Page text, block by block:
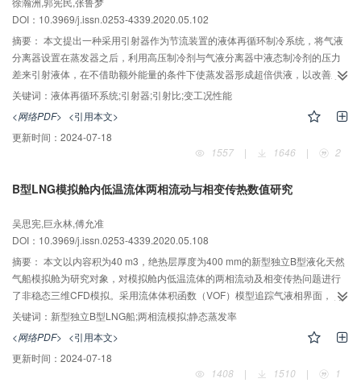
DOI：10.3969/j.issn.0253-4339.2020.05.102
摘要： 本文提出一种采用引射器作为节流装置的液体再循环制冷系统，将气液
分离器设置在蒸发器之后，利用高压制冷剂与气液分离器中液态制冷剂的压力
差来引射液体，在不借助额外能量的条件下使蒸发器形成超倍供液，以改善系
统性能。搭建了系统实验系统，对该系统的引射比及系统性能的变化规律进行
变工况实验研究，并与两相流引射方式进行对比。结果表明，在蒸发温度为﹣
13~﹣6℃或冷凝温度为36~42 ℃工况下，采用引射器液体再循环方式的制冷量
比两相流引射方式的制冷量提高了24.6%~45.9%，系统COP最大可提高14%；
而当蒸发温度低于﹣13℃或冷凝温度高于42 ℃工况下，系统COP略有降低。
关键词： 液体再循环系统;引射器;引射比;变工况性能
<网络PDF> <引用本文>
更新时间： 2024-07-18
1557
| 1646 | 2
B型LNG模拟舱内低温流体两相流动与相变传热数值研究
吴思宪,巨永林,傅允准
DOI：10.3969/j.issn.0253-4339.2020.05.108
摘要： 本文以内容积为40 m3，绝热层厚度为400 mm的新型独立B型液化天然
气船模拟舱为研究对象，对模拟舱内低温流体的两相流动及相变传热问题进行
了非稳态三维CFD模拟。采用流体体积函数（VOF）模型追踪气液相界面，利
用Lee模型作为相变模型，在相变模型中考虑了静压的影响，对模拟舱的温度分
布及静态BOG生成速率进行了计算。研究了在不同液位以及绝热层存在破损的
情况下模拟舱的温度分布及静态BOG生成速率的变化，同时研究了当模拟舱密
闭时的增压特性。对比模拟结果与实验结果，偏差在10%以内，模型对模拟舱
内的低温液体的蒸发过程模拟较好，可为新型独立B型液化天然气实船的设计和
关键词： 新型独立B型LNG船;两相流模拟;静态蒸发率
<网络PDF> <引用本文>
更新时间： 2024-07-18
1408
| 1510 | 1